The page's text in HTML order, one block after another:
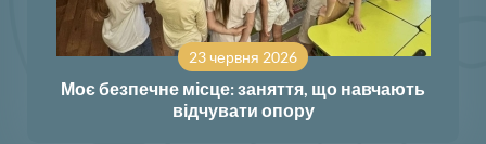
23 червня 2026
Моє безпечне місце: заняття, що навчають
відчувати опору